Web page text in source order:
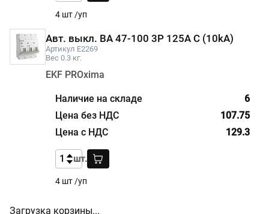
4 шт /уп
Авт. выкл. ВА 47-100 3P 125A C (10kA)
Артикул E2269
Вес 0.3 кг.
EKF PROxima
6
4 шт /уп
107.75
129.3
шт.
Загрузка корзины...